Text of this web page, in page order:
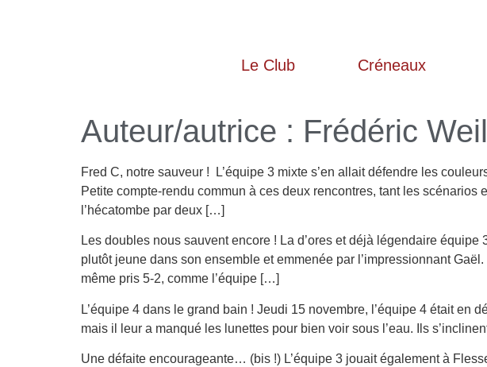
Le Club Créneaux
Auteur/autrice : Frédéric
Fred C, notre sauveur ! L’équipe 3 mixte s’en allait défendre les
Petite compte-rendu commun à ces deux rencontres, tant les
l’hécatombe par deux […]
Les doubles nous sauvent encore ! La d’ores et déjà légendaire
plutôt jeune dans son ensemble et emmenée par l’impressionnant
même pris 5-2, comme l’équipe […]
L’équipe 4 dans le grand bain ! Jeudi 15 novembre, l’équipe 4 était
mais il leur a manqué les lunettes pour bien voir sous l’eau. Ils
Une défaite encourageante… (bis !) L’équipe 3 jouait également à